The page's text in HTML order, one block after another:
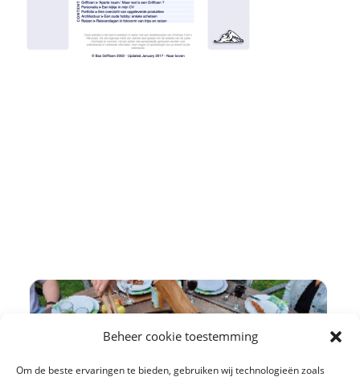
Beheer cookie toestemming
Om de beste ervaringen te bieden, gebruiken wij technologieën zoals